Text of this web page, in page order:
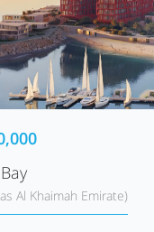
Al Khaimah Emirate)